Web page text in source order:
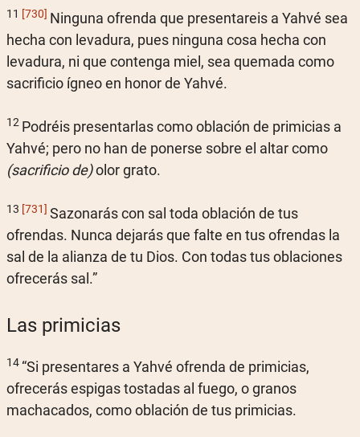
11 [730] Ninguna ofrenda que presentareis a Yahvé sea
hecha con levadura, pues ninguna cosa hecha con
levadura, ni que contenga miel, sea quemada como
sacrificio ígneo en honor de Yahvé.
12 Podréis presentarlas como oblación de primicias a
Yahvé; pero no han de ponerse sobre el altar como
(sacrificio de)olor grato.
13 [731] Sazonarás con sal toda oblación de tus
ofrendas. Nunca dejarás que falte en tus ofrendas la
sal de la alianza de tu Dios. Con todas tus oblaciones
ofrecerás sal.”
Las primicias
14 “Si presentares a Yahvé ofrenda de primicias,
ofrecerás espigas tostadas al fuego, o granos
machacados, como oblación de tus primicias.